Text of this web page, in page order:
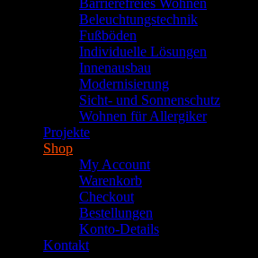
Barrierefreies Wohnen
Beleuchtungstechnik
Fußböden
Individuelle Lösungen
Innenausbau
Modernisierung
Sicht- und Sonnenschutz
Wohnen für Allergiker
Projekte
Shop
My Account
Warenkorb
Checkout
Bestellungen
Konto-Details
Kontakt